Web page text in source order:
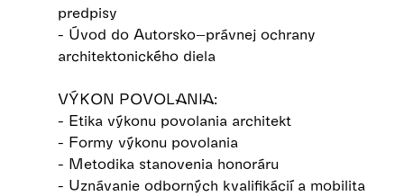
predpisy
- Úvod do Autorsko–právnej ochrany
architektonického diela
VÝKON POVOLANIA:
- Etika výkonu povolania architekt
- Formy výkonu povolania
- Metodika stanovenia honoráru
- Uznávanie odborných kvalifikácií a mobilita